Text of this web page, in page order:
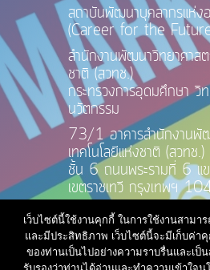
สถาบันพัฒนาบุคลากรแห่ง
(Career for the
สำนักงานพัฒนาวิทยาศาสต
ชาติ (สวทช.)
กระทรวงการอุดมศึกษา วิ
นวัตกรรม
73/1 อาคารสำนักงานพัฒ
เทคโนโลยีแห่งชาติ (สวทช.)
ชั้น 6 ถนนพระรามที่ 6 แ
เขตราชเทวี กรุงเทพฯ
เว็บไซต์นี้ใช้งานคุกกี้ ในการใช้งานสามา
และมีประสิทธิภาพ เว็บไซต์นี้จะมีเก็บค่าคุ
ของท่านเป็นไปอย่างความราบรื่นและเ